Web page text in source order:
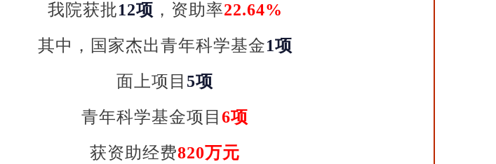
我院获批12项 ，资助率22.64%
其中，国家杰出青年科学基金1项
面上项目 5项
青年科学基金项目 6项
获资助经费820万元